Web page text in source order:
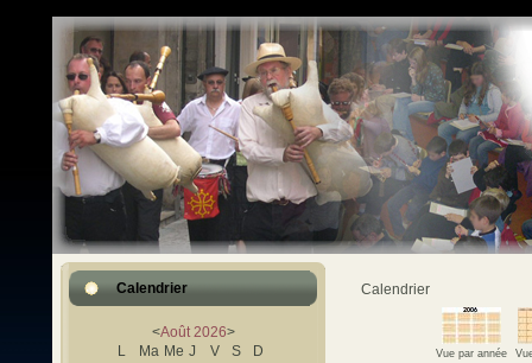
Calendrier
<Août 2026>
L
Ma Me J V S
D
Calendrier
Vue par année